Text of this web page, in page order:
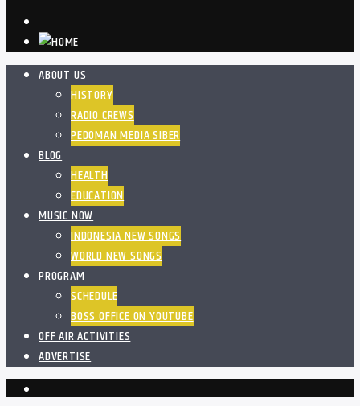
ABOUT US
HISTORY
RADIO CREWS
PEDOMAN MEDIA SIBER
BLOG
HEALTH
EDUCATION
MUSIC NOW
INDONESIA NEW SONGS
WORLD NEW SONGS
PROGRAM
SCHEDULE
BOSS OFFICE ON YOUTUBE
OFF AIR ACTIVITIES
ADVERTISE